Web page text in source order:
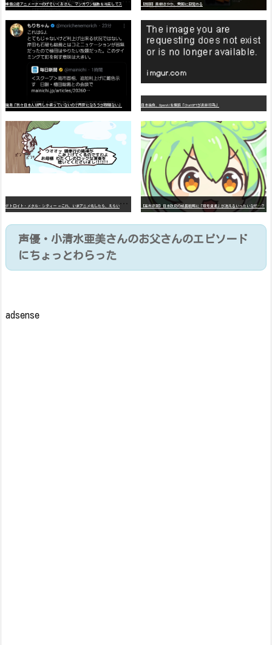
【朗報】美樹さやか、愛国に目覚める
識者「我々日本人は円しか使っていないので円安になろうが問題ない」 日本生命、OpenAIを提訴「ChatGPTが非弁行為」
デ
トロイト・メタル・シティー ⇐これ、いまアニメ化したら、えらいことになってたよな？ 【高市悲報】日本政府の成長戦略に「暗号資産」が消えるいったいなぜ…？
声優・小清水亜美さんのお父さんのエピソード
にちょっとわらった
adsense